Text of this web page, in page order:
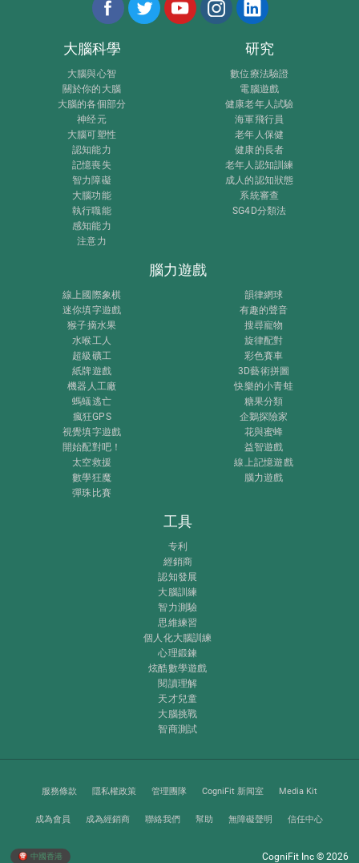
大腦科學
大腦與心智
關於你的大腦
大腦的各個部分
神经元
大腦可塑性
認知能力
記憶喪失
智力障礙
大腦功能
執行職能
感知能力
注意力
研究
數位療法驗證
電腦遊戲
健康老年人試驗
海軍飛行員
老年人保健
健康的長者
老年人認知訓練
成人的認知狀態
系統審查
SG4D分類法
腦力遊戲
線上國際象棋
迷你填字遊戲
猴子摘水果
水喉工人
超級礦工
紙牌遊戲
機器人工廠
螞蟻逃亡
瘋狂GPS
視覺填字遊戲
開始配對吧！
太空救援
數學狂魔
彈珠比賽
韻律網球
有趣的聲音
搜尋寵物
旋律配對
彩色賽車
3D藝術拼圖
快樂的小青蛙
糖果分類
企鵝探險家
花與蜜蜂
益智遊戲
線上記憶遊戲
腦力遊戲
工具
专利
經銷商
認知發展
大腦訓練
智力測驗
思維練習
個人化大腦訓練
心理鍛鍊
炫酷數學遊戲
閱讀理解
天才兒童
大腦挑戰
智商測試
服務條款 隱私權政策 管理團隊 CogniFit 新闻室 Media Kit
成為會員 成為經銷商 聯絡我們 幫助 無障礙聲明 信任中心
中國香港 CogniFit Inc © 2026